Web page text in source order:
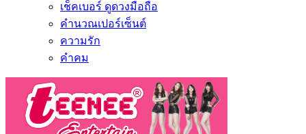
เช็คเบอร์ ดูดวงมือถือ
คำนวณเปอร์เซ็นต์
ความรัก
คำคม